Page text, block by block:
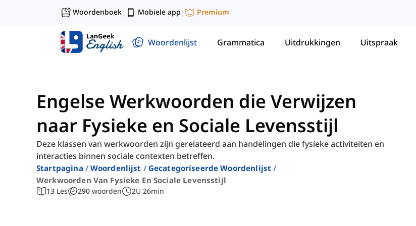
Woordenboek| Mobiele app | Premium
Woordenlijst Grammatica Uitdrukkingen Uitspraak
Engelse Werkwoorden die Verwijzen
naar Fysieke en Sociale Levensstijl
Deze klassen van werkwoorden zijn gerelateerd aan handelingen die fysieke activiteiten en
interacties binnen sociale contexten betreffen.
Startpagina Woordenlijst
Gecategoriseerde Woordenlijst
Werkwoorden Van Fysieke En Sociale Levensstijl
13 Les 290 woorden 2U 26min